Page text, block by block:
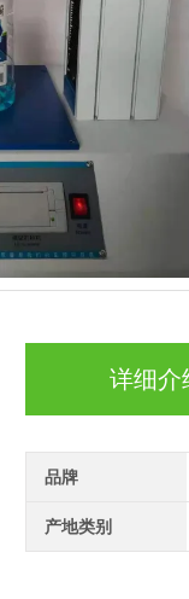
详细介
品牌
产地类别